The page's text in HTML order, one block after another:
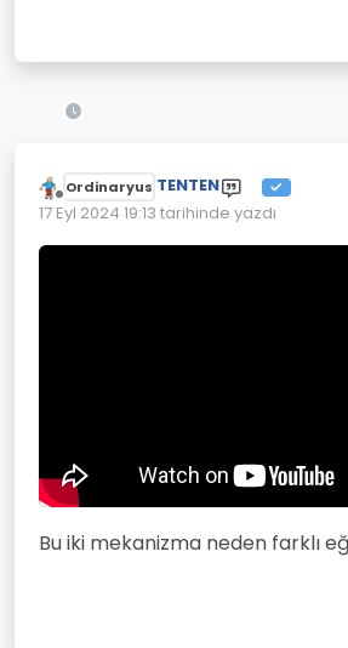
Çevrimdışı
Ordinaryus TENTEN
17 Eyl 2024 19:13 tarihinde yazdı
Son düzenleyen:
Bu iki mekanizma neden farklı